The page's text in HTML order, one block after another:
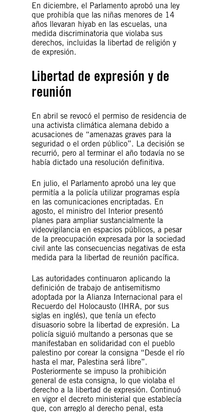
En diciembre, el Parlamento aprobó una ley
que prohibía que las niñas menores de 14
años llevaran hiyab en las escuelas, una
medida discriminatoria que violaba sus
derechos, incluidas la libertad de religión y
de expresión.
Libertad de expresión y de
reunión
En abril se revocó el permiso de residencia de
una activista climática alemana debido a
acusaciones de “amenazas graves para la
seguridad o el orden público”. La decisión se
recurrió, pero al terminar el año todavía no se
había dictado una resolución definitiva.
En julio, el Parlamento aprobó una ley que
permitía a la policía utilizar programas espía
en las comunicaciones encriptadas. En
agosto, el ministro del Interior presentó
planes para ampliar sustancialmente la
videovigilancia en espacios públicos, a pesar
de la preocupación expresada por la sociedad
civil ante las consecuencias negativas de esta
medida para la libertad de reunión pacífica.
Las autoridades continuaron aplicando la
definición de trabajo de antisemitismo
adoptada por la Alianza Internacional para el
Recuerdo del Holocausto (IHRA, por sus
siglas en inglés), que tenía un efecto
disuasorio sobre la libertad de expresión. La
policía siguió multando a personas que se
manifestaban en solidaridad con el pueblo
palestino por corear la consigna “Desde el río
hasta el mar, Palestina será libre”.
Posteriormente se impuso la prohibición
general de esta consigna, lo que violaba el
derecho a la libertad de expresión. Continuó
en vigor el decreto ministerial que establecía
que, con arreglo al derecho penal, esta